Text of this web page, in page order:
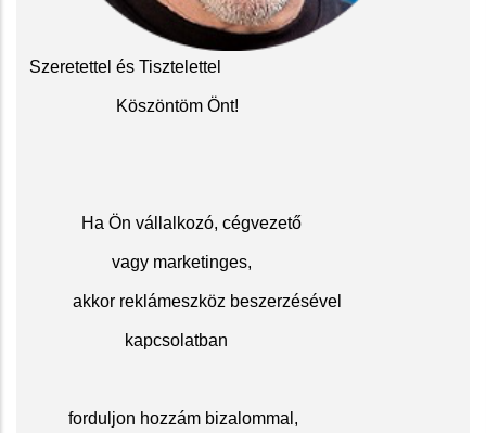
Szeretettel és Tisztelettel
Köszöntöm Önt!
Ha Ön vállalkozó, cégvezető
vagy marketinges,
akkor reklámeszköz beszerzésével
kapcsolatban
forduljon hozzám bizalommal,